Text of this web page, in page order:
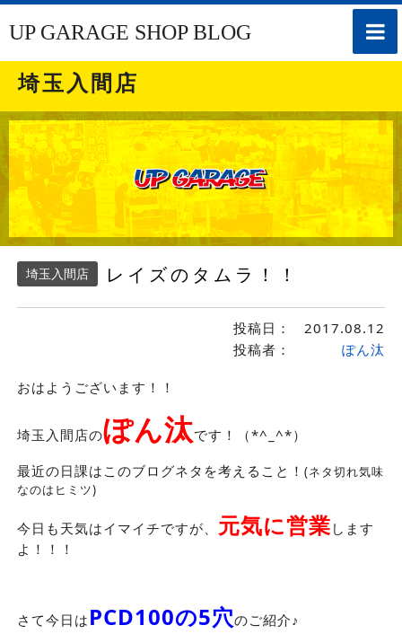
toggle
UP GARAGE SHOP BLOG
埼玉入間店
埼玉入間店 レイズのタムラ！！
投稿日：
2017.08.12
投稿者：
ぽん汰
おはようございます！！
埼玉入間店のぽん汰です！（*^_^*）
最近の日課はこのブログネタを考えること！ (ネタ切れ気味
なのはヒミツ)
今日も天気はイマイチですが、 元気に営業します
よ！！！
さて今日は PCD100の5穴のご紹介♪